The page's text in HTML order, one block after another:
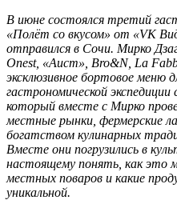
В июне состоялся третий
«Полёт со вкусом» от «VK
отправился в Сочи. Мирко
Onest, «Аист», Bro&N, La
эксклюзивное бортовое меню
гастрономической экспедиции
который вместе с Мирко
местные рынки, фермерские
богатством кулинарных
Вместе они погрузились в
настоящему понять, как это
местных поваров и какие
уникальной.